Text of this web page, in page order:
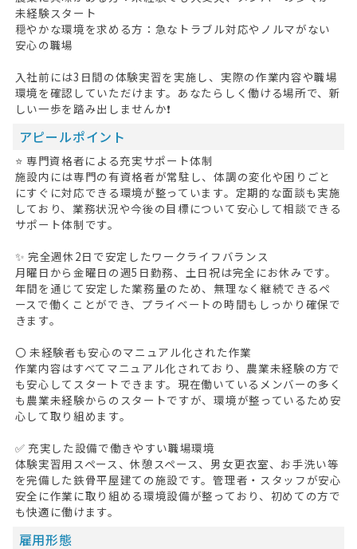
HOME
未経験スタート
穏やかな環境を求める方：急なトラブル対応やノルマがない
安心の職場
入社前には3日間の体験実習を実施し、実際の作業内容や職場
環境を確認していただけます。あなたらしく働ける場所で、新
しい一歩を踏み出しませんか❗
アピールポイント
⭐ 専門資格者による充実サポート体制
施設内には専門の有資格者が常駐し、体調の変化や困りごと
にすぐに対応できる環境が整っています。定期的な面談も実施
しており、業務状況や今後の目標について安心して相談できる
サポート体制です。
✨ 完全週休2日で安定したワークライフバランス
月曜日から金曜日の週5日勤務、土日祝は完全にお休みです。
年間を通じて安定した業務量のため、無理なく継続できるペ
ースで働くことができ、プライベートの時間もしっかり確保で
きます。
〇 未経験者も安心のマニュアル化された作業
作業内容はすべてマニュアル化されており、農業未経験の方で
も安心してスタートできます。現在働いているメンバーの多く
も農業未経験からのスタートですが、環境が整っているため安
心して取り組めます。
✅ 充実した設備で働きやすい職場環境
体験実習用スペース、休憩スペース、男女更衣室、お手洗い等
を完備した鉄骨平屋建ての施設です。管理者・スタッフが安心
安全に作業に取り組める環境設備が整っており、初めての方で
も快適に働けます。
雇用形態